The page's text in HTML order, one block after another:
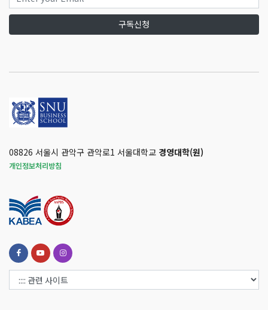
구독신청
08826 서울시 관악구 관악로1 서울대학교 경영대학(원)
개인정보처리방침